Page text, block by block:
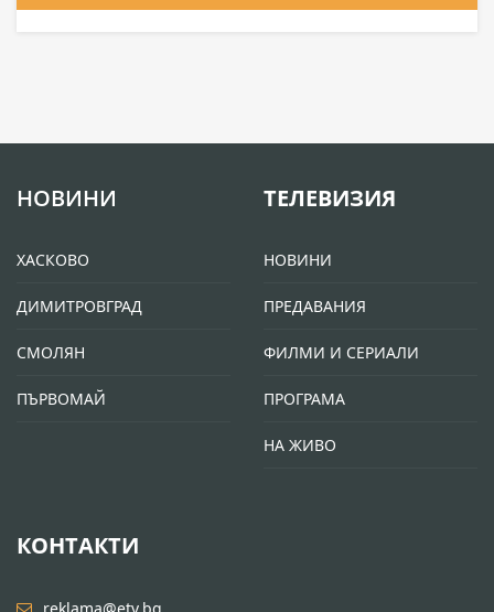
НОВИНИ
ХАСКОВО
ДИМИТРОВГРАД
СМОЛЯН
ПЪРВОМАЙ
ТЕЛЕВИЗИЯ
НОВИНИ
ПРЕДАВАНИЯ
ФИЛМИ И СЕРИАЛИ
ПРОГРАМА
НА ЖИВО
КОНТАКТИ